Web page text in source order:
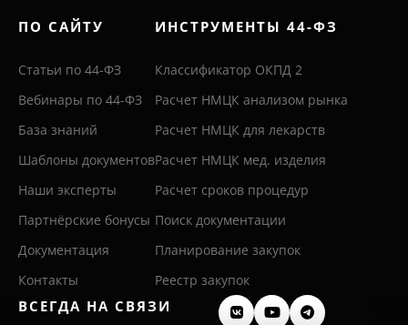
ПО САЙТУ
Статьи по 44-ФЗ
Вебинары по 44-ФЗ
База знаний
Шаблоны документов
Наши эксперты
Партнёрские бонусы
Документация
Контакты
ИНСТРУМЕНТЫ 44-ФЗ
Классификатор ОКПД 2
Расчет НМЦК анализом рынка
Расчет НМЦК для лекарств
Расчет НМЦК мед. изделия
Расчет сроков процедур
Поиск документации
Планирование закупок
Реестр закупок
ВСЕГДА НА СВЯЗИ